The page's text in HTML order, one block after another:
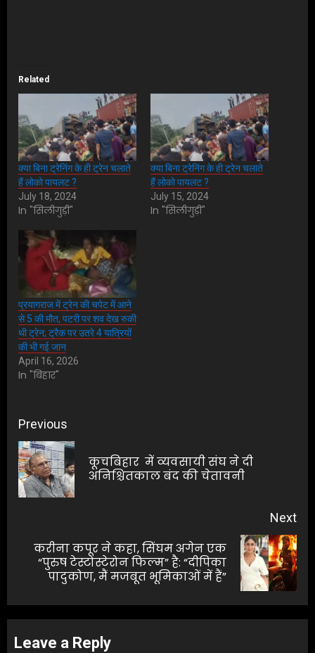
Related
क्या बिना ट्रेनिंग के ही ट्रेन चलाते
हैं लोको पायलट ?
July 18, 2024
In "सिलीगुड़ी"
क्या बिना ट्रेनिंग के ही ट्रेन चलाते
हैं लोको पायलट ?
July 15, 2024
In "सिलीगुड़ी"
प्रयागराज में ट्रेन की चपेट में आने
से 5 की मौत, पटरी पर शव देख रुकी
थी ट्रेन; ट्रैक पर उतरे 4 यात्रि‍यों
की भी गई जान
April 16, 2026
In "बिहार"
Post
navigation
Previous
कूचबिहार में व्यवसायी संघ ने दी
अनिश्चितकाल बंद की चेतावनी
Next
Next
करीना कपूर ने कहा, सिंघम अगेन एक
“पुरुष टेस्टोस्टेरोन फिल्म” है: “दीपिका
पादुकोण, मैं मजबूत भूमिकाओं में हैं”
Leave a Reply